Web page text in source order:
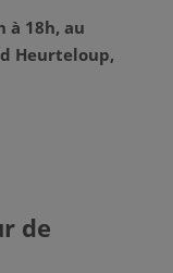
à 18h, au
Heurteloup,
de